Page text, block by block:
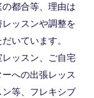
都合等、理由は
ッスンや調整を
いています。
ッスン、ご自宅
への出張レッス
等、フレキシブ